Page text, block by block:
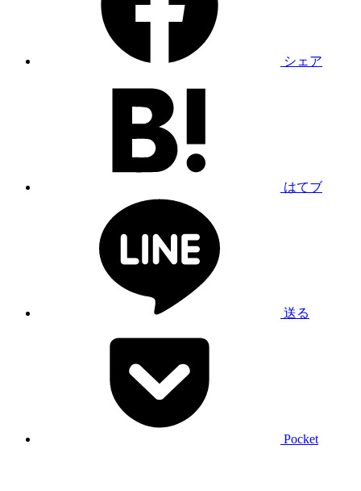
シェア
はてブ
送る
Pocket